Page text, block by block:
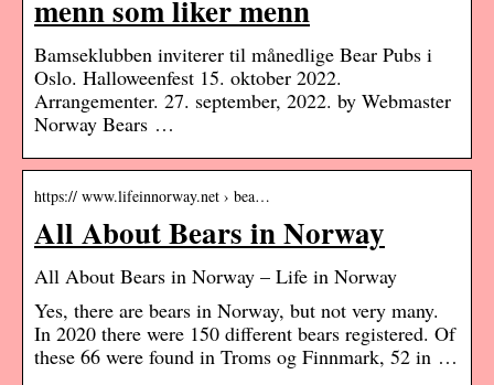
menn som liker menn
Bamseklubben inviterer til månedlige Bear Pubs i
Oslo. Halloweenfest 15. oktober 2022.
Arrangementer. 27. september, 2022. by Webmaster
Norway Bears …
https:// www.lifeinnorway.net › bea…
All About Bears in Norway
All About Bears in Norway – Life in Norway
Yes, there are bears in Norway, but not very many.
In 2020 there were 150 different bears registered. Of
these 66 were found in Troms og Finnmark, 52 in …